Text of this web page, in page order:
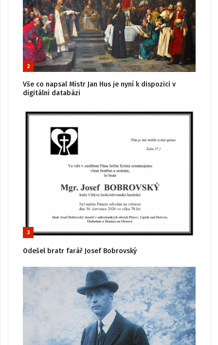
2
Vše co napsal Mistr Jan Hus je nyní k dispozici v
digitální databázi
3
Odešel bratr farář Josef Bobrovský